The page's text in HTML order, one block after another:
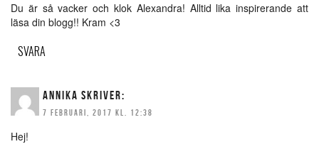
Du är så vacker och klok Alexandra! Alltid lika inspirerande att
läsa din blogg!! Kram <3
SVARA
ANNIKA SKRIVER:
7 FEBRUARI, 2017 KL. 12:38
Hej!